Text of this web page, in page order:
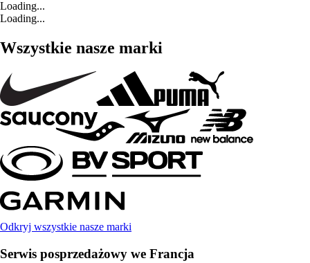
Loading...
Loading...
Wszystkie nasze marki
Odkryj wszystkie nasze marki
Serwis posprzedażowy we Francja